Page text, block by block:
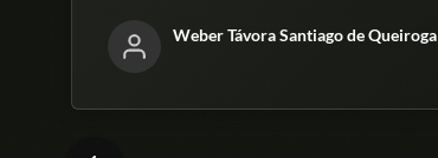
Weber Távora Santiago de Queiroga